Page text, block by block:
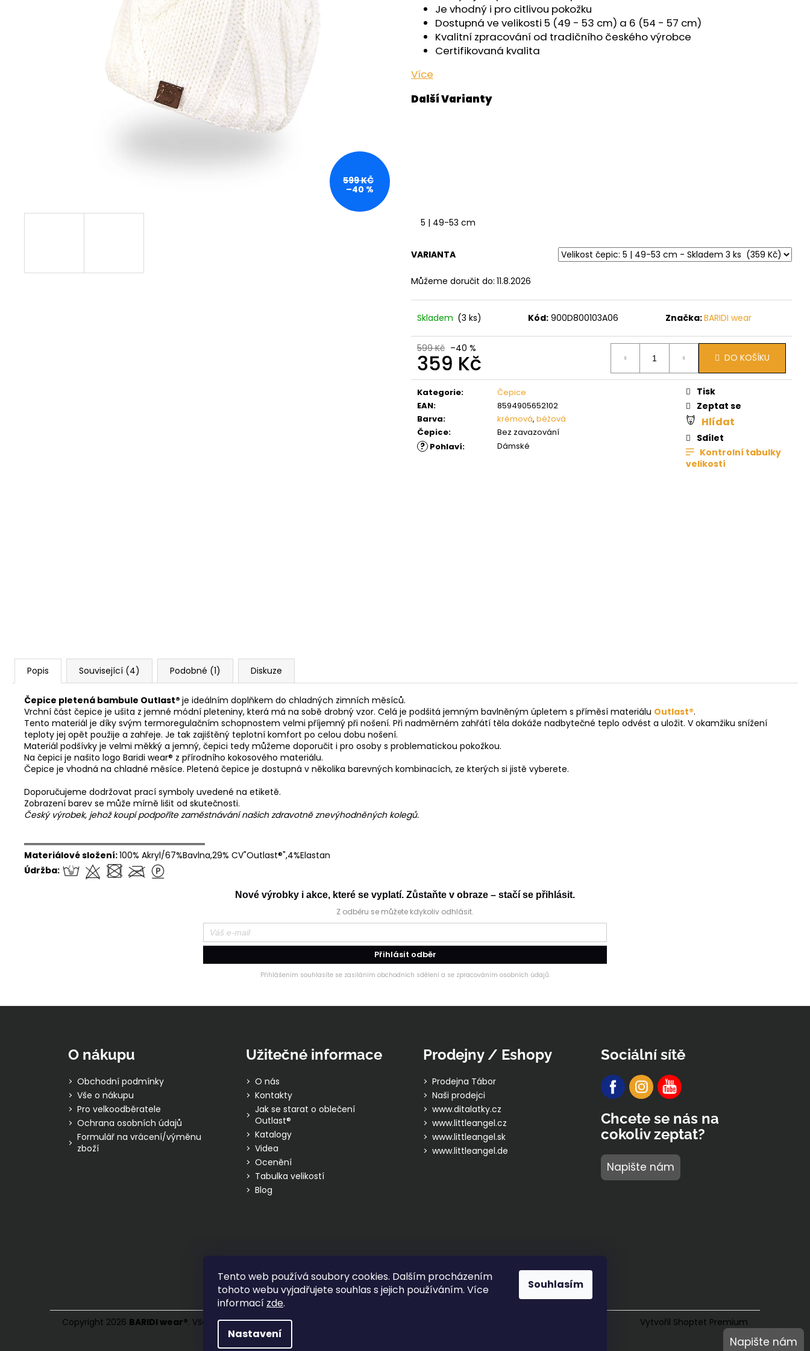
Tento web používá soubory cookies. Dalším procházením
tohoto webu vyjadřujete souhlas s jejich používáním. Více
informací zde.
Nastavení
Souhlasím
Je vhodný i pro citlivou pokožku
Dostupná ve velikosti 5 (49 - 53 cm) a 6 (54 - 57 cm)
Kvalitní zpracování od tradičního českého výrobce
Certifikovaná kvalita
Více
5 | 49-53 cm
VARIANTA
Můžeme doručit do: 11.8.2026
Skladem (3 ks) Kód: 900D800103A06 Značka:BARIDI wear
599 Kč –40 %
359 Kč
Měrná
cena:
DO KOŠÍKU
Kategorie:
Čepice
EAN:
8594905652102
Barva: krémová, béžová
Čepice: Bez zavazování
? Pohlaví: Dámské
Tisk
Zeptat se
Hlídat
Sdílet
Kontrolní tabulky
velikostí
599 KČ
–40 %
Popis Související (4) Podobné (1) Diskuze
Čepice pletená bambule Outlast® je ideálním doplňkem do chladných zimních měsíců.
Vrchní část čepice je ušita z jemné módní pleteniny, která má na sobě drobný vzor. Celá je podšitá jemným bavlněným úpletem s příměsí materiálu Outlast®.
Tento materiál je díky svým termoregulačním schopnostem velmi příjemný při nošení. Při nadměrném zahřátí těla dokáže nadbytečné teplo odvést a uložit. V okamžiku snížení
teploty jej opět použije a zahřeje. Je tak zajištěný teplotní komfort po celou dobu nošení.
Materiál podšívky je velmi měkký a jemný, čepici tedy můžeme doporučit i pro osoby s problematickou pokožkou.
Na čepici je našito logo Baridi wear® z přírodního kokosového materiálu.
Čepice je vhodná na chladné měsíce. Pletená čepice je dostupná v několika barevných kombinacích, ze kterých si jistě vyberete.
Doporučujeme dodržovat prací symboly uvedené na etiketě.
Zobrazení barev se může mírně lišit od skutečnosti.
Český výrobek, jehož koupí podpoříte zaměstnávání našich zdravotně znevýhodněných kolegů.
══════════════════════════════
Materiálové složení:100% Akryl/67%Bavlna,29% CV"Outlast®",4%Elastan
Údržba:
759 Kč
599 Kč
Nové výrobky i akce, které se vyplatí. Zůstaňte v obraze – stačí se přihlásit.
Z odběru se můžete kdykoliv odhlásit.
Přihlásit odběr
Přihlášením souhlasíte se zasíláním obchodních sdělení a se zpracováním osobních údajů.
O nákupu
Obchodní podmínky
Vše o nákupu
Pro velkoodběratele
Ochrana osobních údajů
Formulář na vrácení/výměnu
zboží
Užitečné informace
O nás
Kontakty
Jak se starat o oblečení
Outlast®
Katalogy
Videa
Ocenění
Tabulka velikostí
Blog
Prodejny / Eshopy
Prodejna Tábor
Naši prodejci
www.ditalatky.cz
www.littleangel.cz
www.littleangel.sk
www.littleangel.de
Sociální sítě
Chcete se nás na
cokoliv zeptat?
Napište nám
Vytvořil Shoptet Premium
Copyright 2026 BARIDI wear®. Všechna práva vyhrazena.
Napište nám